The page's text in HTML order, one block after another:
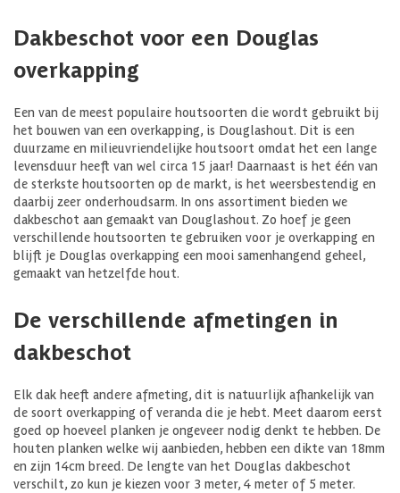
Dakbeschot voor een Douglas
overkapping
Een van de meest populaire houtsoorten die wordt gebruikt bij
het bouwen van een overkapping, is Douglashout. Dit is een
duurzame en milieuvriendelijke houtsoort omdat het een lange
levensduur heeft van wel circa 15 jaar! Daarnaast is het één van
de sterkste houtsoorten op de markt, is het weersbestendig en
daarbij zeer onderhoudsarm. In ons assortiment bieden we
dakbeschot aan gemaakt van Douglashout. Zo hoef je geen
verschillende houtsoorten te gebruiken voor je overkapping en
blijft je Douglas overkapping een mooi samenhangend geheel,
gemaakt van hetzelfde hout.
De verschillende afmetingen in
dakbeschot
Elk dak heeft andere afmeting, dit is natuurlijk afhankelijk van
de soort overkapping of veranda die je hebt. Meet daarom eerst
goed op hoeveel planken je ongeveer nodig denkt te hebben. De
houten planken welke wij aanbieden, hebben een dikte van 18mm
en zijn 14cm breed. De lengte van het Douglas dakbeschot
verschilt, zo kun je kiezen voor 3 meter, 4 meter of 5 meter.